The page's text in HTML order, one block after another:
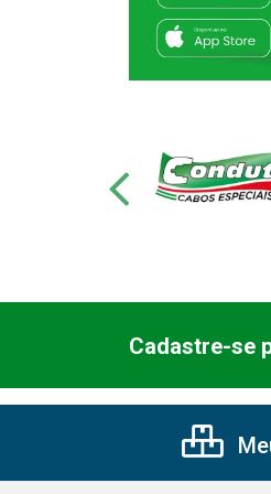
Cadastre-se